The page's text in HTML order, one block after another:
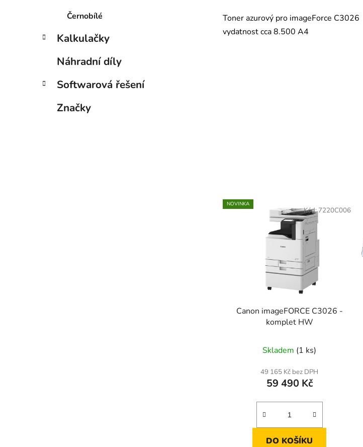
Černobílé
Kalkulačky
Náhradní díly
Softwarová řešení
Značky
Toner azurový pro imageForce C3026
vydatnost cca 8.500 A4
NOVINKA
Canon imageFORCE C3026 -
komplet HW
Skladem (1 ks)
49 165 Kč bez DPH
59 490 Kč
DO KOŠÍKU
Kód:7220C006